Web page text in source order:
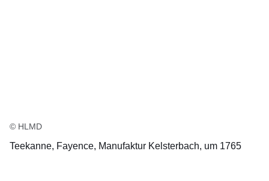
© HLMD
Teekanne, Fayence, Manufaktur Kelsterbach, um 1765